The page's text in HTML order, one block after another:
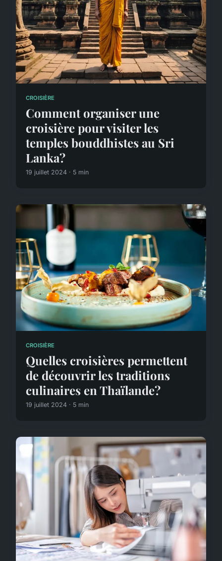
CROISIÈRE
Comment organiser une
croisière pour visiter les
temples bouddhistes au Sri
Lanka?
19 juillet 2024 · 5 min
CROISIÈRE
Quelles croisières permettent
de découvrir les traditions
culinaires en Thaïlande?
19 juillet 2024 · 5 min